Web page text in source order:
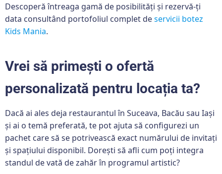
Descoperă întreaga gamă de posibilități și rezervă-ți
data consultând portofoliul complet deservicii botez
Kids Mania.
Vrei să primești o ofertă
personalizată pentru locația ta?
Dacă ai ales deja restaurantul în Suceava, Bacău sau Iași
și ai o temă preferată, te pot ajuta să configurezi un
pachet care să se potrivească exact numărului de invitați
și spațiului disponibil. Dorești să afli cum poți integra
standul de vată de zahăr în programul artistic?